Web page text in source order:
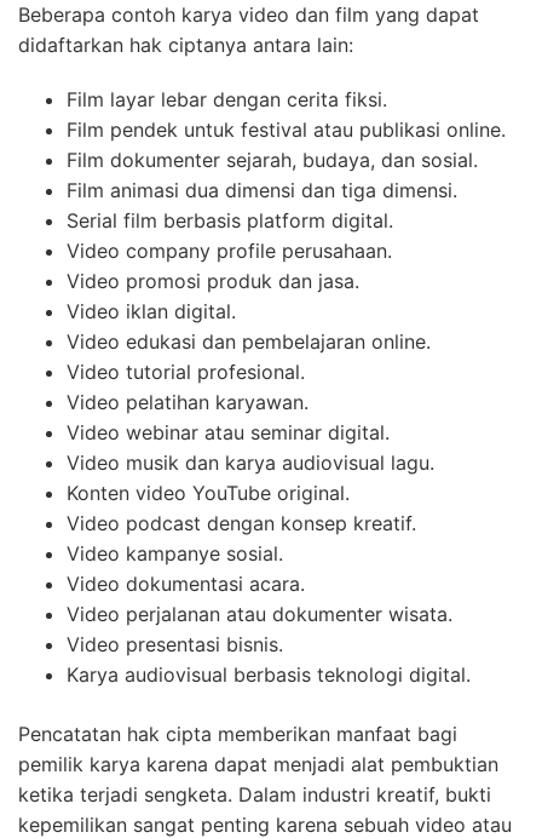
Beberapa contoh karya video dan film yang dapat
didaftarkan hak ciptanya antara lain:
Film layar lebar dengan cerita fiksi.
Film pendek untuk festival atau publikasi online.
Film dokumenter sejarah, budaya, dan sosial.
Film animasi dua dimensi dan tiga dimensi.
Serial film berbasis platform digital.
Video company profile perusahaan.
Video promosi produk dan jasa.
Video iklan digital.
Video edukasi dan pembelajaran online.
Video tutorial profesional.
Video pelatihan karyawan.
Video webinar atau seminar digital.
Video musik dan karya audiovisual lagu.
Konten video YouTube original.
Video podcast dengan konsep kreatif.
Video kampanye sosial.
Video dokumentasi acara.
Video perjalanan atau dokumenter wisata.
Video presentasi bisnis.
Karya audiovisual berbasis teknologi digital.
Pencatatan hak cipta memberikan manfaat bagi
pemilik karya karena dapat menjadi alat pembuktian
ketika terjadi sengketa. Dalam industri kreatif, bukti
kepemilikan sangat penting karena sebuah video atau